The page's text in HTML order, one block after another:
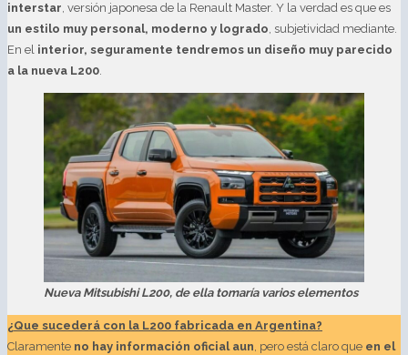
interstar, versión japonesa de la Renault Master. Y la verdad es que es
un estilo muy personal, moderno y logrado, subjetividad mediante.
En el interior, seguramente tendremos un diseño muy parecido
a la nueva L200.
Nueva Mitsubishi L200, de ella tomaría varios elementos
¿Que sucederá con la L200 fabricada en Argentina?
Claramente no hay información oficial aun, pero está claro que en el